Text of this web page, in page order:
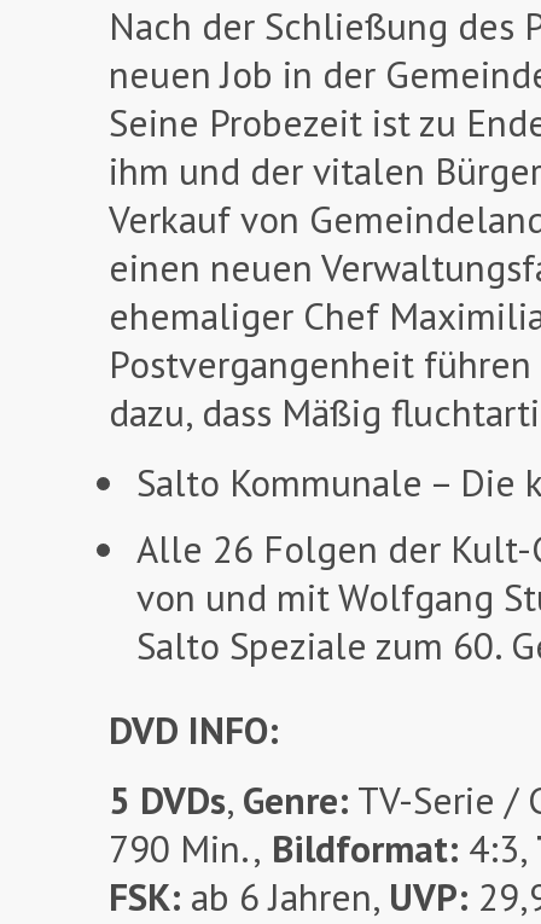
Nach der Schließung des
neuen Job in der
Seine Probezeit ist zu
ihm und der vitalen
Verkauf von
einen neuen
ehemaliger Chef
Postvergangenheit
dazu, dass Mäßig
Salto Kommunale – Die
Alle 26 Folgen der Kult-
von und mit Wolfgang
Salto Speziale zum 60.
DVD INFO:
5 DVDs, Genre: TV-Serie /
790 Min., Bildformat: 4:3,
FSK: ab 6 Jahren, UVP: